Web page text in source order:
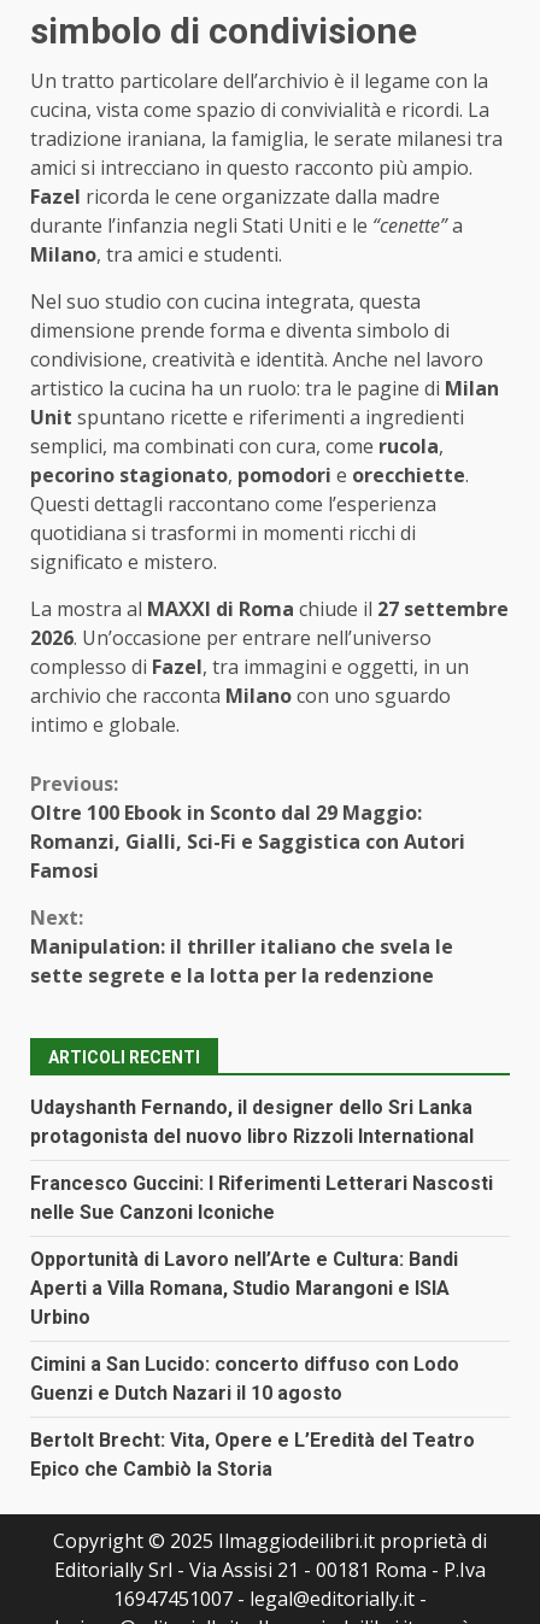
simbolo di condivisione
Un tratto particolare dell’archivio è il legame con la
cucina, vista come spazio di convivialità e ricordi. La
tradizione iraniana, la famiglia, le serate milanesi tra
amici si intrecciano in questo racconto più ampio.
Fazel ricorda le cene organizzate dalla madre
durante l’infanzia negli Stati Uniti e le “cenette”a
Milano, tra amici e studenti.
Nel suo studio con cucina integrata, questa
dimensione prende forma e diventa simbolo di
condivisione, creatività e identità. Anche nel lavoro
artistico la cucina ha un ruolo: tra le pagine di Milan
Unit spuntano ricette e riferimenti a ingredienti
semplici, ma combinati con cura, come rucola,
pecorino stagionato, pomodori e orecchiette.
Questi dettagli raccontano come l’esperienza
quotidiana si trasformi in momenti ricchi di
significato e mistero.
La mostra al MAXXI di Roma chiude il 27 settembre
2026. Un’occasione per entrare nell’universo
complesso di Fazel, tra immagini e oggetti, in un
archivio che racconta Milanocon uno sguardo
intimo e globale.
Continue
Reading
Previous:
Oltre 100 Ebook in Sconto dal 29 Maggio:
Romanzi, Gialli, Sci-Fi e Saggistica con Autori
Famosi
Next:
Manipulation: il thriller italiano che svela le
sette segrete e la lotta per la redenzione
ARTICOLI RECENTI
Udayshanth Fernando, il designer dello Sri Lanka
protagonista del nuovo libro Rizzoli International
Francesco Guccini: I Riferimenti Letterari Nascosti
nelle Sue Canzoni Iconiche
Opportunità di Lavoro nell’Arte e Cultura: Bandi
Aperti a Villa Romana, Studio Marangoni e ISIA
Urbino
Cimini a San Lucido: concerto diffuso con Lodo
Guenzi e Dutch Nazari il 10 agosto
Bertolt Brecht: Vita, Opere e L’Eredità del Teatro
Epico che Cambiò la Storia
Copyright © 2025 Ilmaggiodeilibri.it proprietà di
Editorially Srl - Via Assisi 21 - 00181 Roma - P.Iva
16947451007 - legal@editorially.it -